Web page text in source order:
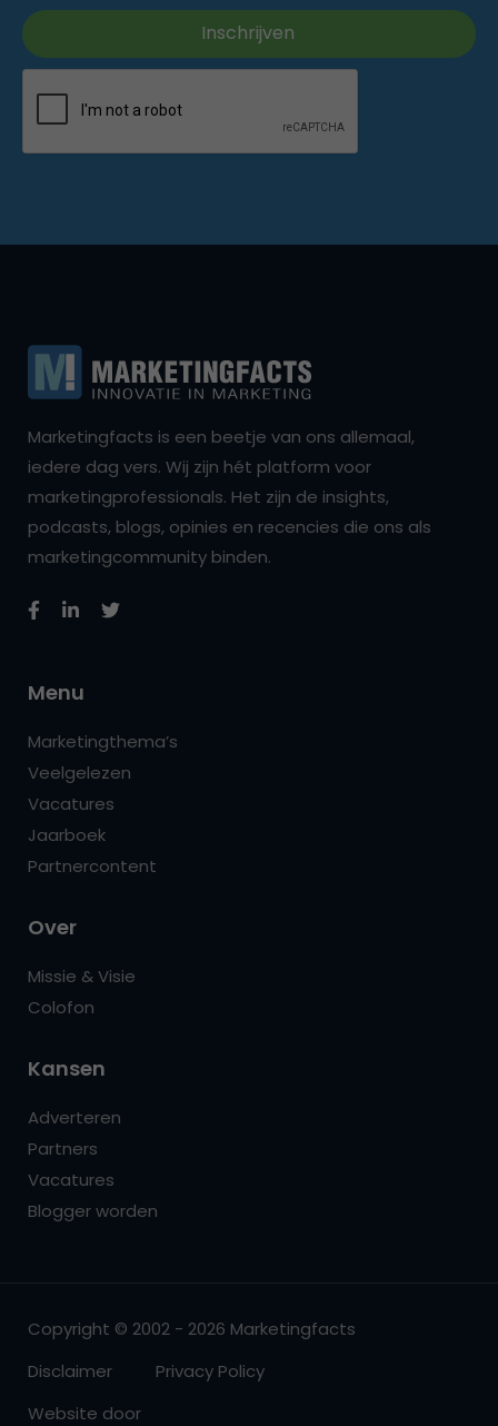
Marketingfacts is een beetje van ons allemaal,
iedere dag vers. Wij zijn hét platform voor
marketingprofessionals. Het zijn de insights,
podcasts, blogs, opinies en recencies die ons als
marketingcommunity binden.
Menu
Marketingthema’s
Veelgelezen
Vacatures
Jaarboek
Partnercontent
Over
Missie & Visie
Colofon
Kansen
Adverteren
Partners
Vacatures
Blogger worden
Copyright © 2002 - 2026 Marketingfacts
Disclaimer
Privacy Policy
Website door